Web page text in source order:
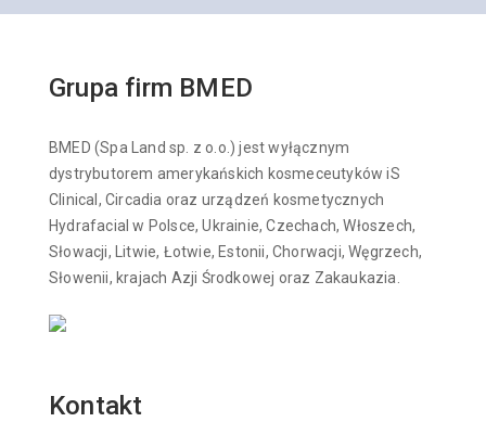
Grupa firm BMED
BMED (Spa Land sp. z o.o.) jest wyłącznym
dystrybutorem amerykańskich kosmeceutyków iS
Clinical, Circadia oraz urządzeń kosmetycznych
Hydrafacial w Polsce, Ukrainie, Czechach, Włoszech,
Słowacji, Litwie, Łotwie, Estonii, Chorwacji, Węgrzech,
Słowenii, krajach Azji Środkowej oraz Zakaukazia.
Kontakt